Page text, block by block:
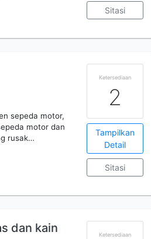
Sitasi
sepeda motor,
motor dan
rusak…
Ketersediaan
2
Tampilkan
Detail
Sitasi
dan kain
Ketersediaan